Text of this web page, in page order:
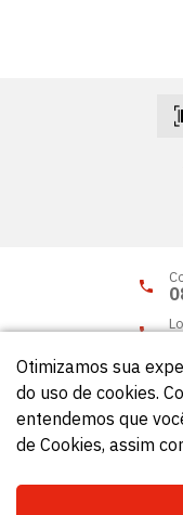
© Círculo
Otimizamos sua
do uso de cookies.
entendemos que
de Cookies, assim